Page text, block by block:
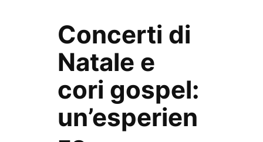
Concerti di
Natale e
cori gospel:
un’esperien